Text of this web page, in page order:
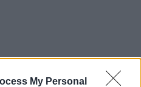
My Personal